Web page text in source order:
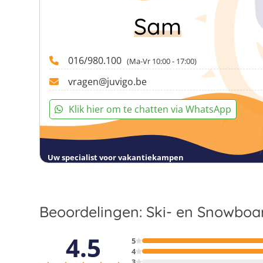
Sam
016/980.100 (Ma-Vr 10:00 - 17:00)
vragen@juvigo.be
Klik hier om te chatten via WhatsApp
Uw specialist voor vakantiekampen
Beoordelingen: Ski- en
4.5 5
4